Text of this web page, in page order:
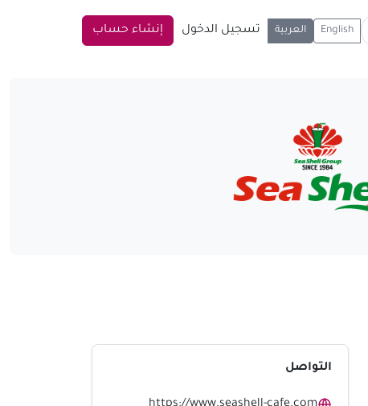
English العربية تسجيل الدخول إنشاء حساب
التواصل